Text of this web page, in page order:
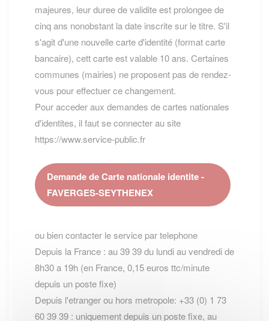
majeures, leur duree de validite est prolongee de
cinq ans nonobstant la date inscrite sur le titre. S'il
s'agit d'une nouvelle carte d'identité (format carte
bancaire), cett carte est valable 10 ans. Certaines
communes (mairies) ne proposent pas de rendez-
vous pour effectuer ce changement.
Pour acceder aux demandes de cartes nationales
d'identites, il faut se connecter au site
https://www.service-public.fr
Demande de Carte nationale identite -
FAVERGES-SEYTHENEX
ou bien contacter le service par telephone
Depuis la France : au 39 39 du lundi au vendredi de
8h30 a 19h (en France, 0,15 euros ttc/minute
depuis un poste fixe)
Depuis l'etranger ou hors metropole: +33 (0) 1 73
60 39 39 : uniquement depuis un poste fixe, au